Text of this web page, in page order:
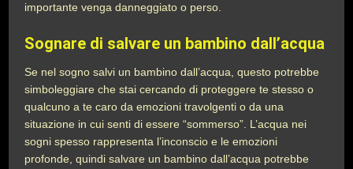
importante venga danneggiato o perso.
Sognare di salvare un bambino dall’acqua
Se nel sogno salvi un bambino dall’acqua, questo potrebbe
simboleggiare che stai cercando di proteggere te stesso o
qualcuno a te caro da emozioni travolgenti o da una
situazione in cui senti di essere “sommerso”. L’acqua nei
sogni spesso rappresenta l’inconscio e le emozioni
profonde, quindi salvare un bambino dall’acqua potrebbe